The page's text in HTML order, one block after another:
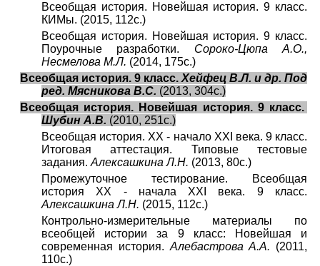
Всеобщая история. Новейшая история. 9 класс.
КИМы. (2015, 112с.)
Всеобщая история. Новейшая история. 9 класс.
Поурочные разработки. Сороко-Цюпа А.О.,
Несмелова М.Л. (2014, 175с.)
Всеобщая история. 9 класс. Хейфец В.Л. и др. Под
ред. Мясникова В.С. (2013, 304с.)
Всеобщая история. Новейшая история. 9 класс.
Шубин А.В. (2010, 251с.)
Всеобщая история. XX - начало XXI века. 9 класс.
Итоговая аттестация. Типовые тестовые
задания. Алексашкина Л.Н. (2013, 80с.)
Промежуточное тестирование. Всеобщая
история XX - начала XXI века. 9 класс.
Алексашкина Л.Н. (2015, 112с.)
Контрольно-измерительные материалы по
всеобщей истории за 9 класс: Новейшая и
современная история. Алебастрова А.А. (2011,
110с.)